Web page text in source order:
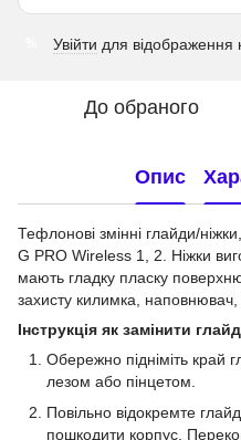
Увійти для відображення
До обраного
Опис
Тефлонові змінні глайди/
G PRO Wireless 1, 2. Ніжки
мають гладку пласку
захисту килимка,
Інструкція як замінити
Обережно підніміть край
лезом або пінцетом.
Повільно відокремте
пошкодити корпус.